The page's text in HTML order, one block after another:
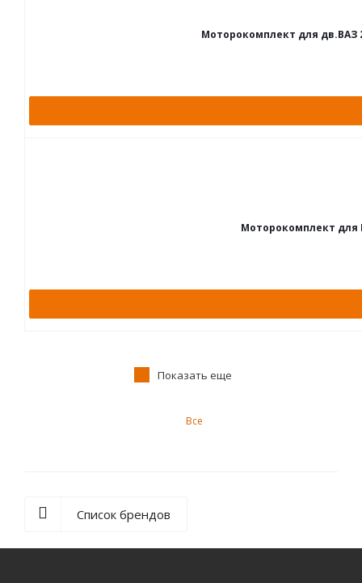
Моторокомплект для дв.ВАЗ
Моторокомплект для
Показать еще
Все
Список брендов